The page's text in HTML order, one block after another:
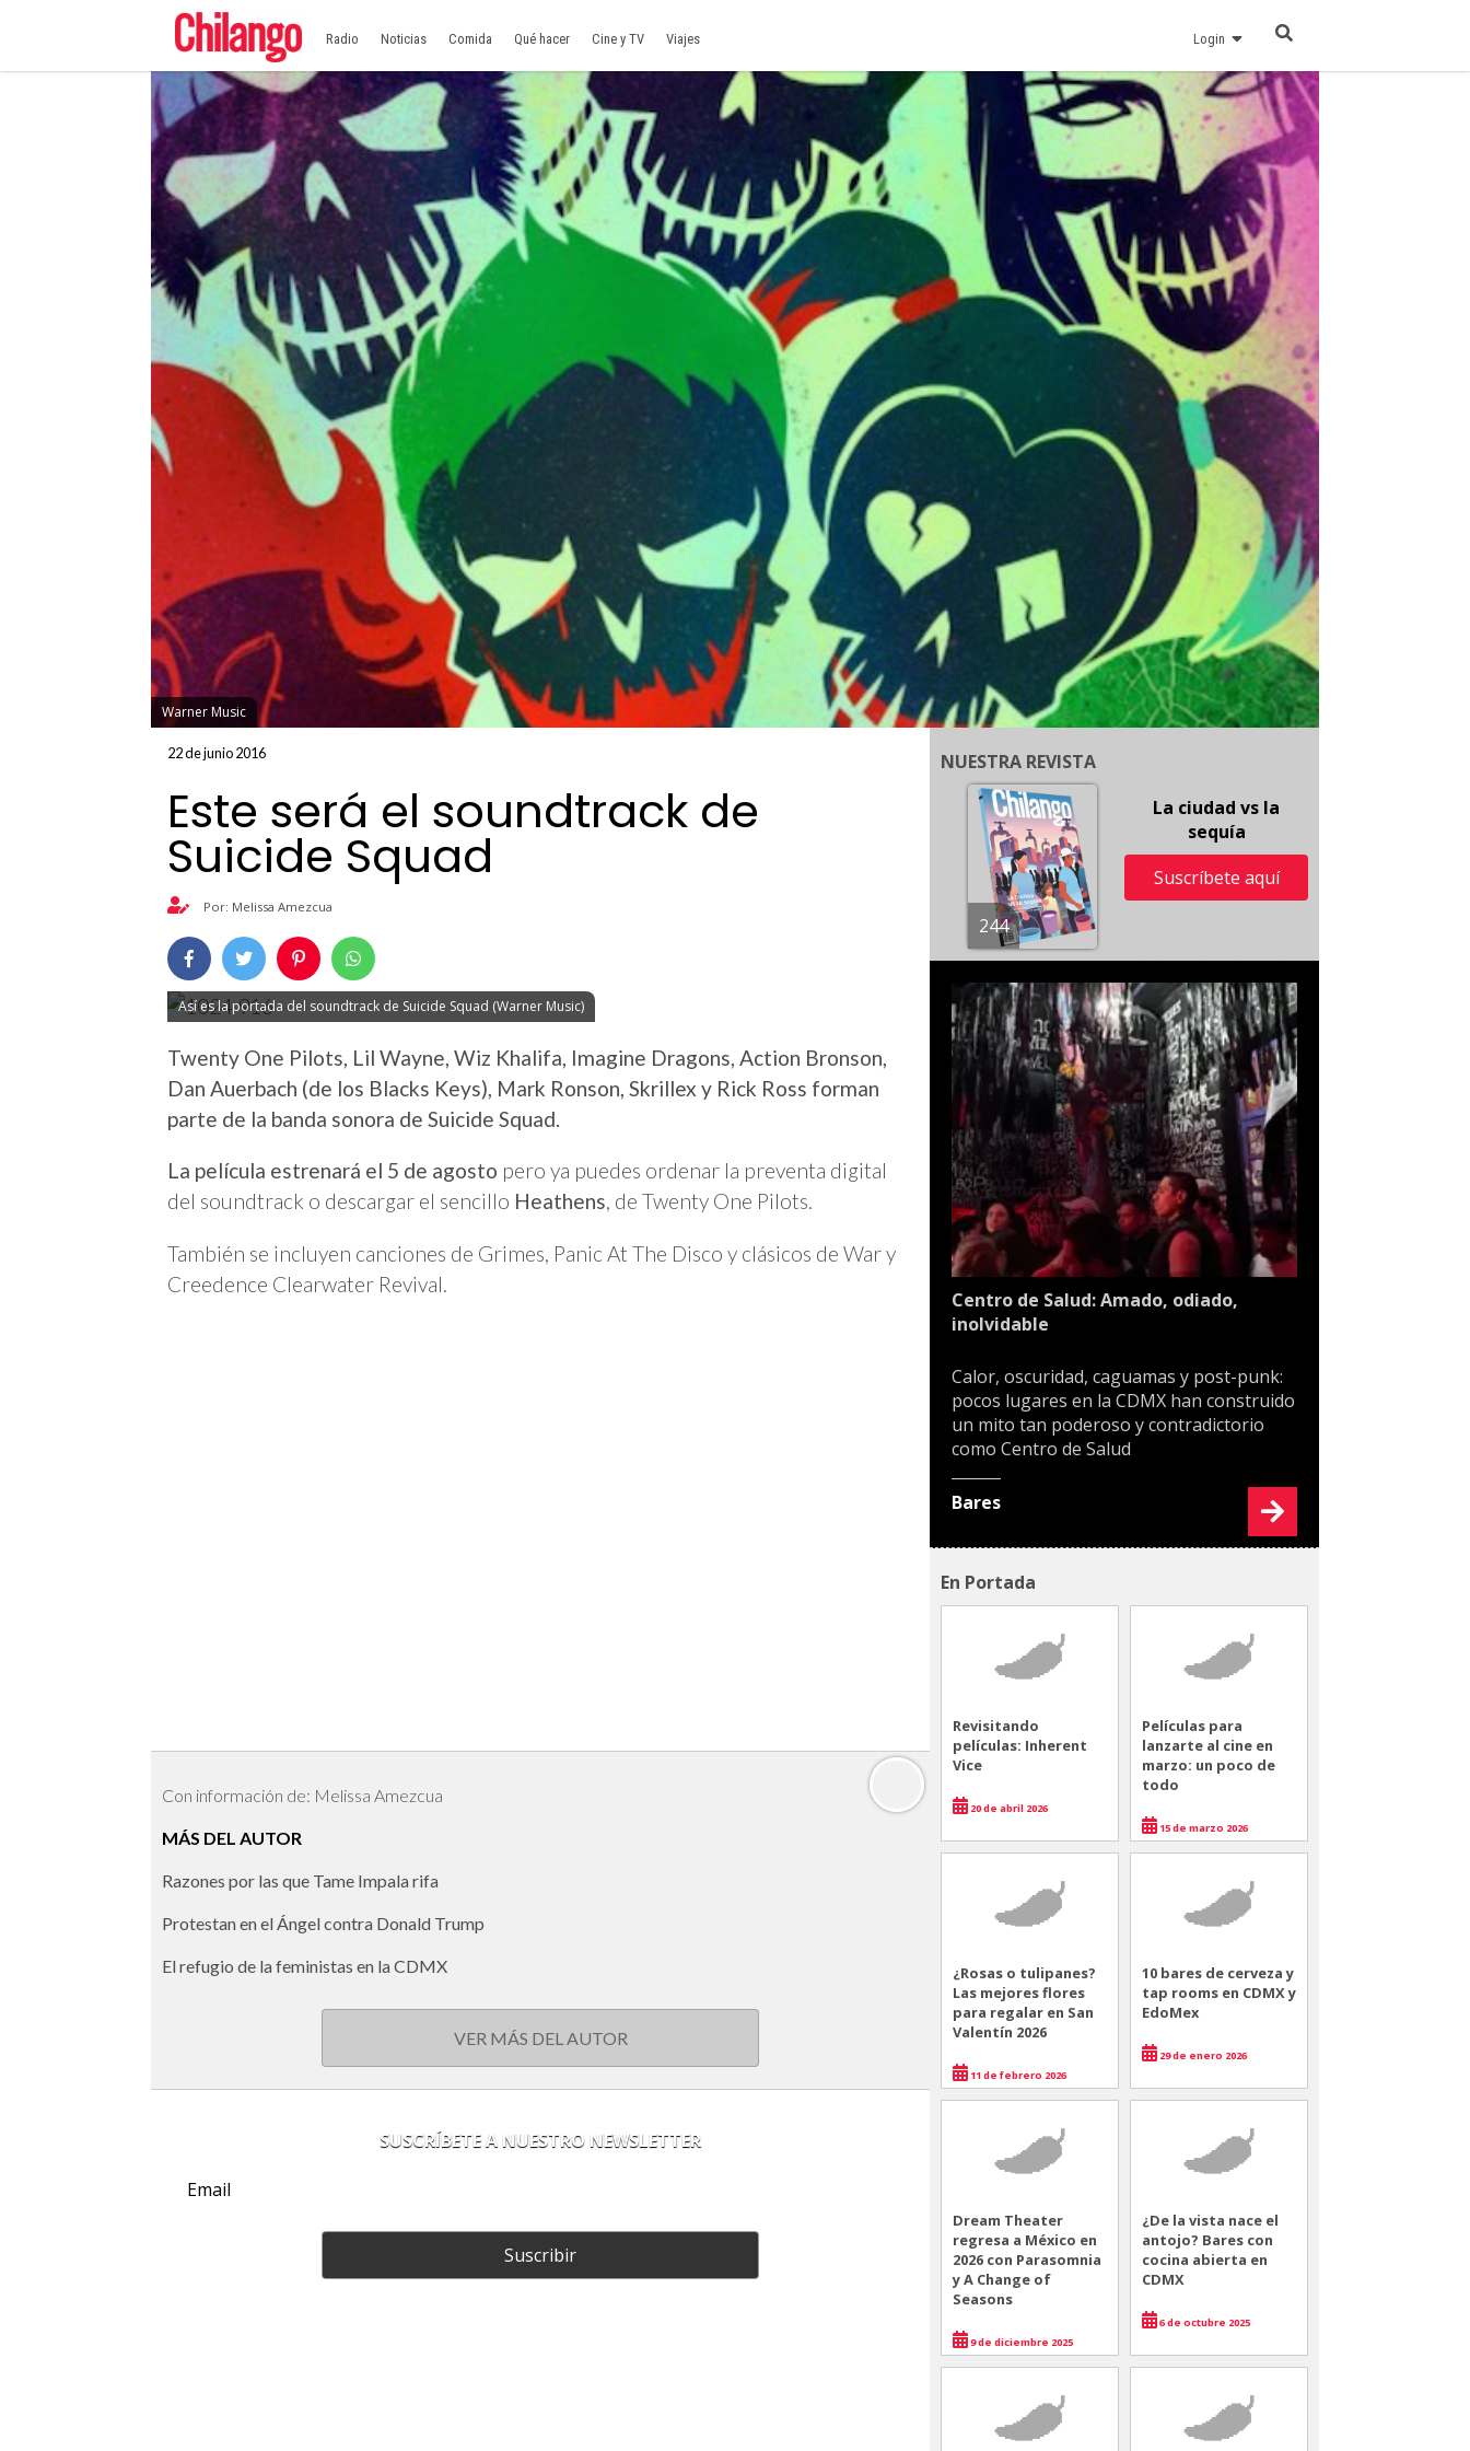
Radio Noticias Comida Qué hacer Cine y TV Viajes Login
Warner Music
22 de junio 2016
Este será el soundtrack de
Suicide Squad
Por: Melissa Amezcua
Así es la portada del soundtrack de Suicide Squad (Warner Music)
Twenty One Pilots, Lil Wayne, Wiz Khalifa, Imagine Dragons, Action Bronson,
Dan Auerbach (de los Blacks Keys), Mark Ronson, Skrillex y Rick Ross forman
parte de la banda sonora de Suicide Squad.
La película estrenará el 5 de agosto pero ya puedes ordenar la preventa digital
del soundtrack o descargar el sencillo Heathens, de Twenty One Pilots.
También se incluyen canciones de Grimes, Panic At The Disco y clásicos de War y
Creedence Clearwater Revival.
Con información de: Melissa Amezcua
MÁS DEL AUTOR
Razones por las que Tame Impala rifa
Protestan en el Ángel contra Donald Trump
El refugio de la feministas en la CDMX
VER MÁS DEL AUTOR
SUSCRÍBETE A NUESTRO NEWSLETTER
Suscribir
NUESTRA REVISTA
244
La ciudad vs la
sequía
Suscríbete aquí
Centro de Salud: Amado, odiado,
inolvidable
Calor, oscuridad, caguamas y post-punk:
pocos lugares en la CDMX han construido
un mito tan poderoso y contradictorio
como Centro de Salud
Bares
En Portada
Revisitando
películas: Inherent
Vice
20 de abril 2026
Películas para
lanzarte al cine en
marzo: un poco de
todo
15 de marzo 2026
¿Rosas o tulipanes?
Las mejores flores
para regalar en San
Valentín 2026
11 de febrero 2026
10 bares de cerveza y
tap rooms en CDMX y
EdoMex
29 de enero 2026
Dream Theater
regresa a México en
2026 con Parasomnia
y A Change of
Seasons
9 de diciembre 2025
¿De la vista nace el
antojo? Bares con
cocina abierta en
CDMX
6 de octubre 2025